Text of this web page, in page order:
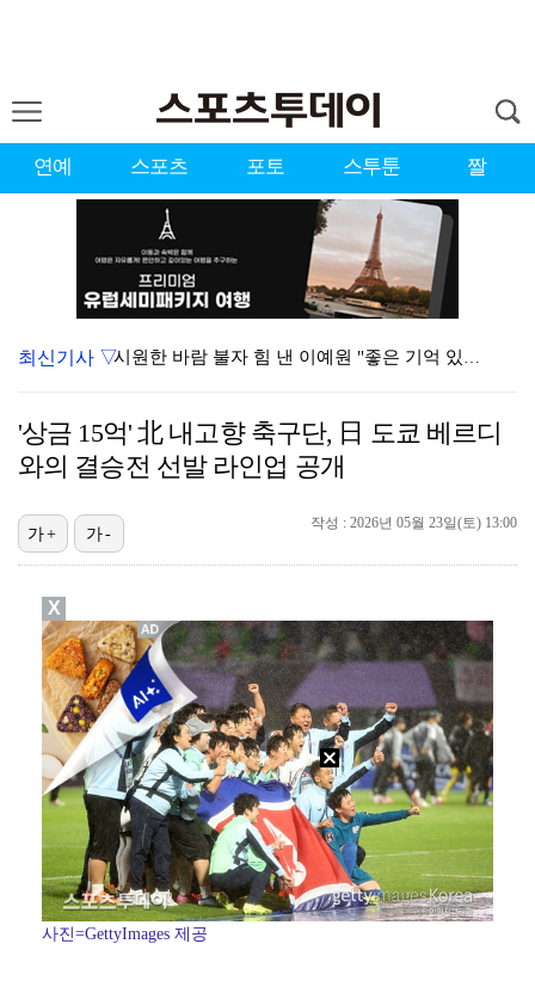
연예 스포츠 포토 스투툰 짤
시원한 바람 불자 힘 낸 이예원 "좋은 기억 있는 테디…
강채연, 제주삼다수 3R 선두 질주…서어진·장은수 1타…
아이들, '톰보이'까지 MV 4억뷰 돌파…통산 3번째 …
"큰 섭섭함 안겨 미안"…블랙핑크 지수, 10주년 잡음…
생애 첫 승 노리는 강채연·서어진·장은수, 제주삼다수 …
[ST포토] 정지효, 퍼터 확인
[ST포토] 전예성, 파세이브로 시작
최신기사 ▽
'상금 15억' 北 내고향 축구단, 日 도쿄 베르디
와의 결승전 선발 라인업 공개
작성 : 2026년 05월 23일(토) 13:00
가+ 가-
사진=GettyImages 제공
X